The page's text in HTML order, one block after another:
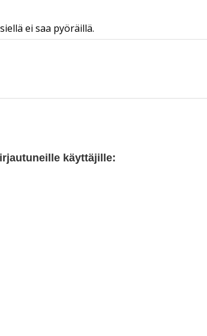
ei saa pyöräillä.
käyttäjille: